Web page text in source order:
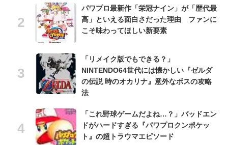
パワプロ最新作「栄冠ナイン」が「歴代最
高」といえる面白さだった理由 ファンに
こそ味わってほしい新要素
「リメイク版でもできる？」
NINTENDO64世代には懐かしい『ゼルダ
の伝説 時のオカリナ』意外なボスの攻略
法
「これ野球ゲームだよね…？」バッドエン
ドがハードすぎる『パワプロクンポケッ
ト』の超トラウマエピソード